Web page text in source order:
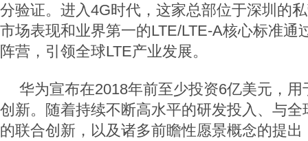
分验证。进入4G时代，这家总部位于深圳的
市场表现和业界第一的LTE/LTE-A核心标准通
阵营，引领全球LTE产业发展。
华为宣布在2018年前至少投资6亿美元，
创新。随着持续不断高水平的研发投入、与
的联合创新，以及诸多前瞻性愿景概念的提出